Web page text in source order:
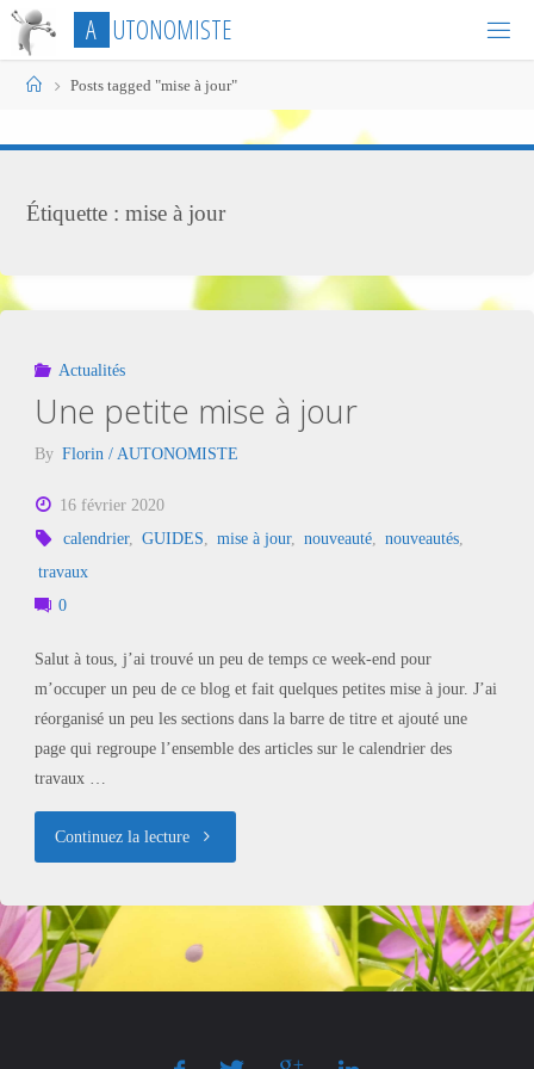
Skip
content
A UTONOMISTE
HomePosts tagged "mise à jour"
Étiquette :mise à jour
Actualités
Une petite mise à jour
By Florin / AUTONOMISTE
16 février 2020
calendrier, GUIDES, mise à jour, nouveauté, nouveautés,
travaux
0
Salut à tous, j’ai trouvé un peu de temps ce week-end pour
m’occuper un peu de ce blog et fait quelques petites mise à jour. J’ai
réorganisé un peu les sections dans la barre de titre et ajouté une
page qui regroupe l’ensemble des articles sur le calendrier des
travaux …
Continuez la lecture"Une
à